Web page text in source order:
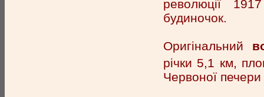
революції
будиночок.
Оригінальний
річки 5,1 км,
Червоної